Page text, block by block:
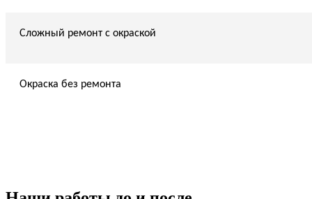
Сложный ремонт с окраской
Окраска без ремонта